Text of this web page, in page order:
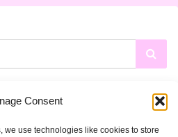
Consent
we use technologies like cookies to store